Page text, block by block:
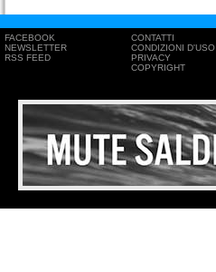
FACEBOOK
NEWSLETTER
RSS FEED
CONTATTI
CONDIZIONI D'USO
PRIVACY
COPYRIGHT